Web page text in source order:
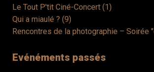
Le Tout P'tit Ciné-Concert (1)
Qui a miaulé ? (9)
Rencontres de la photographie – Soirée
Evénéments passés